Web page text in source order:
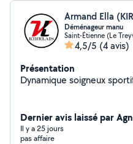
Armand Ella
Déménageur manu
Saint-Étienne (Le
4,5/5 (4 avis)
Présentation
Dynamique soigneux
Dernier avis laissé par
Il y a 25 jours
pas affaire